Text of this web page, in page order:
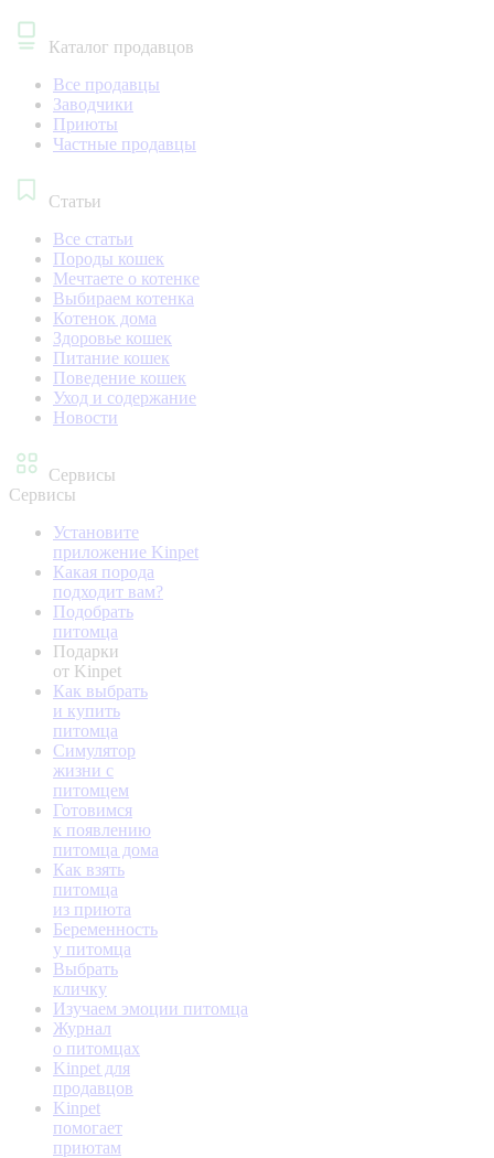
Каталог продавцов
Все продавцы
Заводчики
Приюты
Частные продавцы
Статьи
Все статьи
Породы кошек
Мечтаете о котенке
Выбираем котенка
Котенок дома
Здоровье кошек
Питание кошек
Поведение кошек
Уход и содержание
Новости
Сервисы
Сервисы
Установите
приложение Kinpet
Какая порода
подходит вам?
Подобрать
питомца
Подарки
от Kinpet
Как выбрать
и купить
питомца
Симулятор
жизни с
питомцем
Готовимся
к появлению
питомца дома
Как взять
питомца
из приюта
Беременность
у питомца
Выбрать
кличку
Изучаем эмоции питомца
Журнал
о питомцах
Kinpet для
продавцов
Kinpet
помогает
приютам